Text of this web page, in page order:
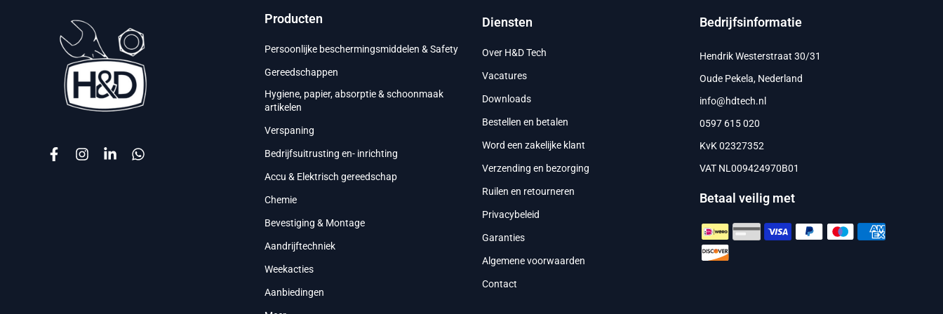
Producten
Persoonlijke beschermingsmiddelen & Safety
Gereedschappen
Hygiene, papier, absorptie & schoonmaak
artikelen
Verspaning
Bedrijfsuitrusting en- inrichting
Accu & Elektrisch gereedschap
Chemie
Bevestiging & Montage
Aandrijftechniek
Weekacties
Aanbiedingen
Diensten
Over H&D Tech
Vacatures
Downloads
Bestellen en betalen
Word een zakelijke klant
Verzending en bezorging
Ruilen en retourneren
Privacybeleid
Garanties
Algemene voorwaarden
Contact
Bedrijfsinformatie
Hendrik Westerstraat 30/31
Oude Pekela, Nederland
info@hdtech.nl
0597 615 020
KvK 02327352
VAT NL009424970B01
Betaal veilig met